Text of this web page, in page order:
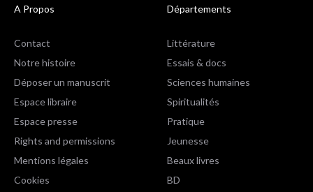
A Propos
Contact
Notre histoire
Déposer un manuscrit
Espace libraire
Espace presse
Rights and permissions
Mentions légales
Cookies
Départements
Littérature
Essais & docs
Sciences humaines
Spiritualités
Pratique
Jeunesse
Beaux livres
BD